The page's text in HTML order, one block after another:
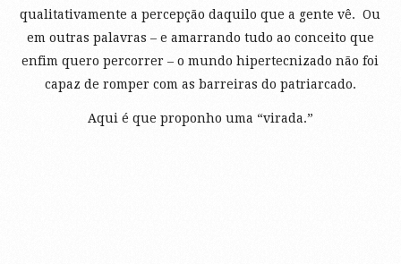
qualitativamente a percepção daquilo que a gente vê. Ou
em outras palavras – e amarrando tudo ao conceito que
enfim quero percorrer – o mundo hipertecnizado não foi
capaz de romper com as barreiras do patriarcado.
Aqui é que proponho uma “virada.”